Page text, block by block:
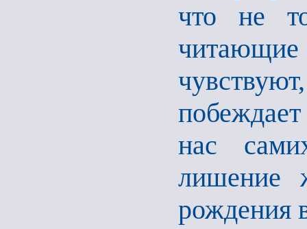
что не
нас
лишение
рождения